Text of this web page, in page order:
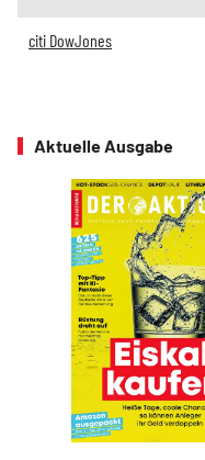
citi DowJones
Aktuelle Ausgabe